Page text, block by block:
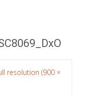
resolution (900 ×